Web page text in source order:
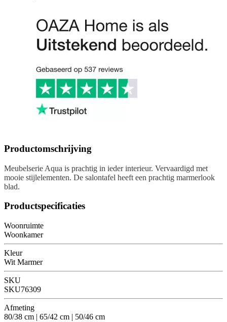
Productomschrijving
Meubelserie Aqua is prachtig in ieder interieur. Vervaardigd met
mooie stijlelementen. De salontafel heeft een prachtig marmerlook
blad.
Productspecificaties
Woonruimte
Woonkamer
Kleur
Wit Marmer
SKU
SKU76309
Afmeting
80/38 cm | 65/42 cm | 50/46 cm